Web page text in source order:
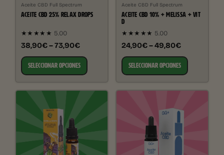
Aceite CBD Full Spectrum
ACEITE CBD 25% RELAX DROPS
★★★★★ 5.00
38,90€ – 73,90€
SELECCIONAR OPCIONES
Aceite CBD Full Spectrum
ACEITE CBD 10% + MELISSA + VIT
D
★★★★★ 5.00
24,90€ – 49,80€
SELECCIONAR OPCIONES